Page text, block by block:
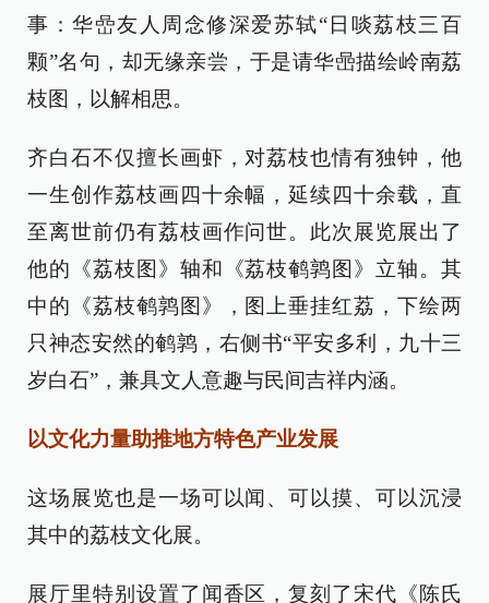
事：华嵒友人周念修深爱苏轼“日啖荔枝三百
颗”名句，却无缘亲尝，于是请华喦描绘岭南荔
枝图，以解相思。
齐白石不仅擅长画虾，对荔枝也情有独钟，他
一生创作荔枝画四十余幅，延续四十余载，直
至离世前仍有荔枝画作问世。此次展览展出了
他的《荔枝图》轴和《荔枝鹌鹑图》立轴。其
中的《荔枝鹌鹑图》，图上垂挂红荔，下绘两
只神态安然的鹌鹑，右侧书“平安多利，九十三
岁白石”，兼具文人意趣与民间吉祥内涵。
以文化力量助推地方特色产业发展
这场展览也是一场可以闻、可以摸、可以沉浸
其中的荔枝文化展。
展厅里特别设置了闻香区，复刻了宋代《陈氏